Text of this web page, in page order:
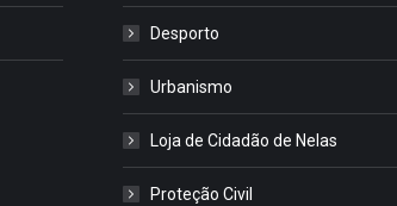
Desporto
Urbanismo
Loja de Cidadão de Nelas
Proteção Civil